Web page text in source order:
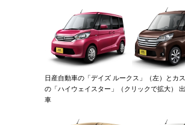
日産自動車の「デイズ ルークス」（左）とカ
の「ハイウェイスター」（クリックで拡大）
車